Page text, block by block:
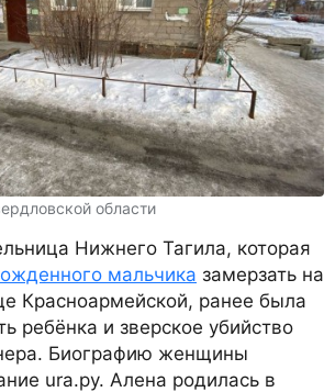
области
Нижнего Тагила, которая
мальчика замерзать на
Красноармейской, ранее была
ребёнка и зверское убийство
Биографию женщины
ura.ру. Алена родилась в